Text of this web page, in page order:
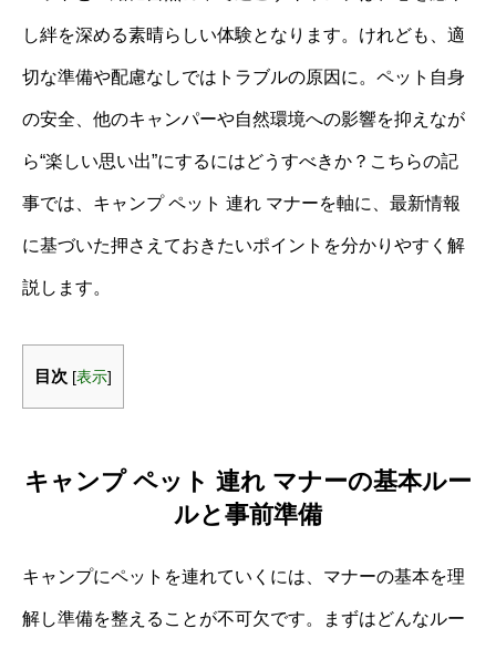
し絆を深める素晴らしい体験となります。けれども、適
切な準備や配慮なしではトラブルの原因に。ペット自身
の安全、他のキャンパーや自然環境への影響を抑えなが
ら“楽しい思い出”にするにはどうすべきか？こちらの記
事では、キャンプ ペット 連れ マナーを軸に、最新情報
に基づいた押さえておきたいポイントを分かりやすく解
説します。
目次 [表示]
キャンプ ペット 連れ マナーの基本ルー
ルと事前準備
キャンプにペットを連れていくには、マナーの基本を理
解し準備を整えることが不可欠です。まずはどんなルー